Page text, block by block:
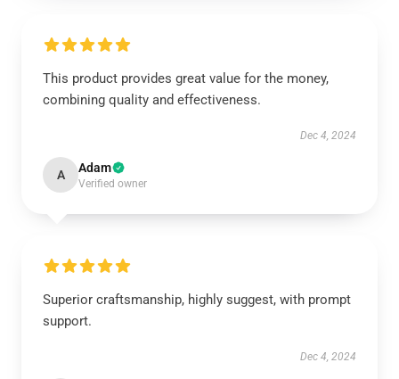
This product provides great value for the money,
combining quality and effectiveness.
Dec 4, 2024
A Adam
Verified owner
Superior craftsmanship, highly suggest, with prompt
support.
Dec 4, 2024